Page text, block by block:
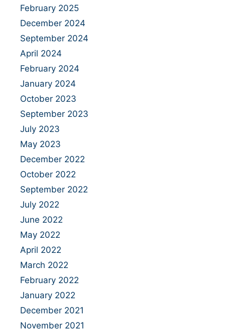
February 2025
December 2024
September 2024
April 2024
February 2024
January 2024
October 2023
September 2023
July 2023
May 2023
December 2022
October 2022
September 2022
July 2022
June 2022
May 2022
April 2022
March 2022
February 2022
January 2022
December 2021
November 2021